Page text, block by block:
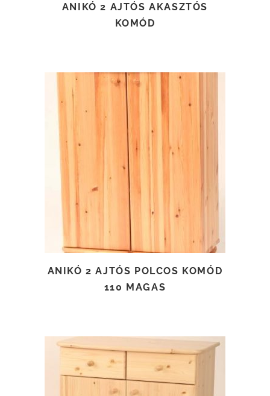
ANIKÓ 2 AJTÓS AKASZTÓS
KOMÓD
TOVÁBB OLVASOM
ANIKÓ 2 AJTÓS POLCOS KOMÓD
110 MAGAS